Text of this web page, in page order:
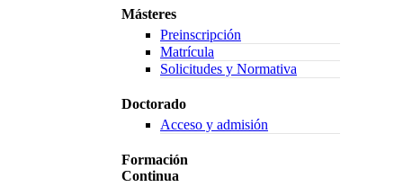
Másteres
Preinscripción
Matrícula
Solicitudes y Normativa
Doctorado
Acceso y admisión
Formación
Continua